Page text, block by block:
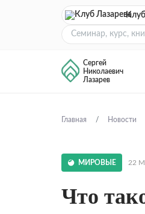
Сергей
Николаевич
Лазарев
Главная Новости
МИРОВЫЕ 22
Что